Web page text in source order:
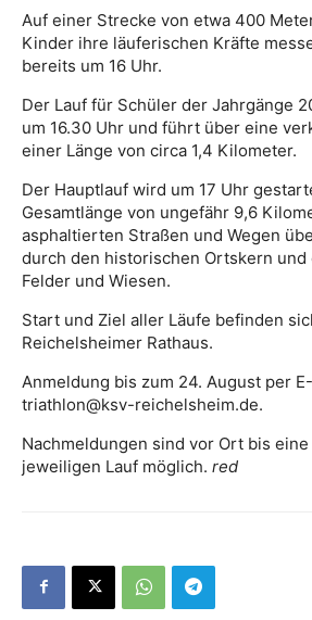
Auf einer Strecke von etwa 400
Kinder ihre läuferischen Kräfte
bereits um 16 Uhr.
Der Lauf für Schüler der Jahrgänge
um 16.30 Uhr und führt über eine
einer Länge von circa 1,4 Kilometer.
Der Hauptlauf wird um 17 Uhr
Gesamtlänge von ungefähr 9,6
asphaltierten Straßen und Wegen
durch den historischen Ortskern und
Felder und Wiesen.
Start und Ziel aller Läufe befinden
Reichelsheimer Rathaus.
Anmeldung bis zum 24. August per
triathlon@ksv-reichelsheim.de.
Nachmeldungen sind vor Ort bis
jeweiligen Lauf möglich. red